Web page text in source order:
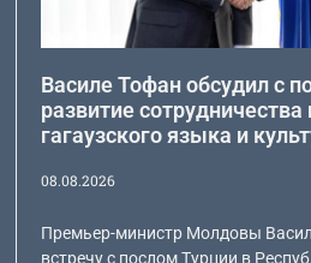
Василе Тофан обсудил с
развитие
гагаузского языка и
08.08.2026
Премьер-министр Молдовы
встречу с послом Турции в